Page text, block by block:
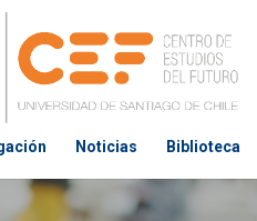
Noticias Biblioteca